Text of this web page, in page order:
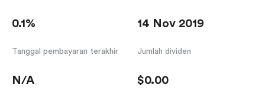
0.1% 14 Nov 2019
Tanggal pembayaran terakhir
N/A
Jumlah dividen
$0.00